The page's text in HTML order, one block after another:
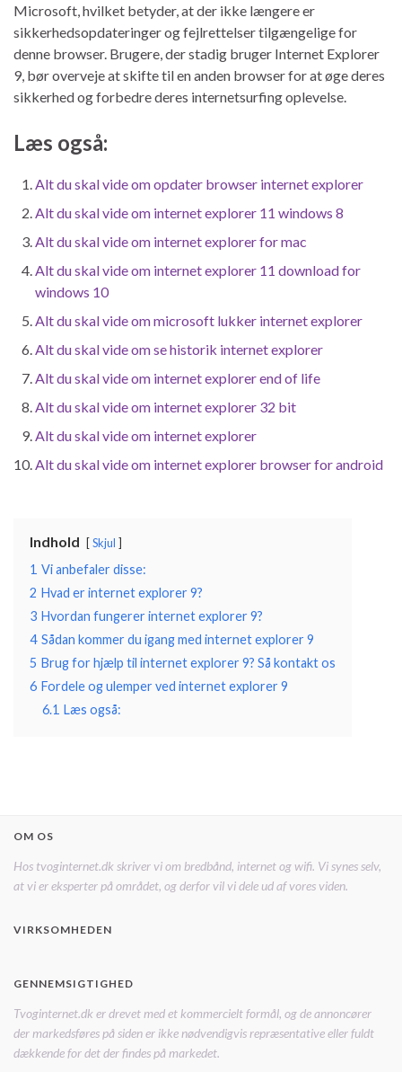
Microsoft, hvilket betyder, at der ikke længere er
sikkerhedsopdateringer og fejlrettelser tilgængelige for
denne browser. Brugere, der stadig bruger Internet Explorer
9, bør overveje at skifte til en anden browser for at øge deres
sikkerhed og forbedre deres internetsurfing oplevelse.
Læs også:
Alt du skal vide om opdater browser internet explorer
Alt du skal vide om internet explorer 11 windows 8
Alt du skal vide om internet explorer for mac
Alt du skal vide om internet explorer 11 download for
windows 10
Alt du skal vide om microsoft lukker internet explorer
Alt du skal vide om se historik internet explorer
Alt du skal vide om internet explorer end of life
Alt du skal vide om internet explorer 32 bit
Alt du skal vide om internet explorer
Alt du skal vide om internet explorer browser for android
Indhold Skjul
1 Vi anbefaler disse:
2 Hvad er internet explorer 9?
3 Hvordan fungerer internet explorer 9?
4 Sådan kommer du igang med internet explorer 9
5 Brug for hjælp til internet explorer 9? Så kontakt os
6 Fordele og ulemper ved internet explorer 9
6.1 Læs også:
OM OS
Hos tvoginternet.dk skriver vi om bredbånd, internet og wifi. Vi synes selv,
at vi er eksperter på området, og derfor vil vi dele ud af vores viden.
VIRKSOMHEDEN
GENNEMSIGTIGHED
Tvoginternet.dk er drevet med et kommercielt formål, og de annoncører
der markedsføres på siden er ikke nødvendigvis repræsentative eller fuldt
dækkende for det der findes på markedet.